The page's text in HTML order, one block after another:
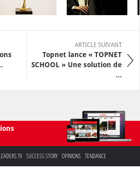
ARTICLE SUIVANT
Topnet lance « TOPNET
SCHOOL » Une solution de
...
LEADERS TV SUCCESS STORY OPINIONS TENDANCE